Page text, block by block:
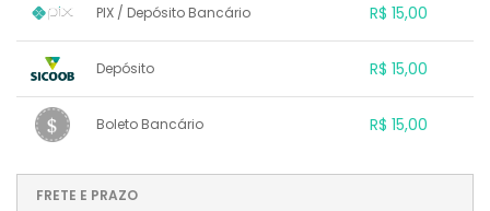
PIX / Depósito Bancário R$ 15,00
.
Depósito R$ 15,00
.
Boleto Bancário R$ 15,00
...
....
FRETE E PRAZO